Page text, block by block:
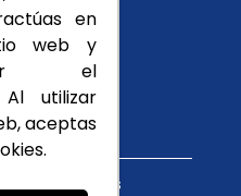
en
web y
el
Al utilizar
aceptas
de datos